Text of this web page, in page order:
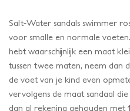
Salt-Water sandals swimmer
voor smalle en normale
hebt waarschijnlijk een maat
tussen twee maten, neem dan
de voet van je kind even
vervolgens de maat sandaal
dan al rekening gehouden met